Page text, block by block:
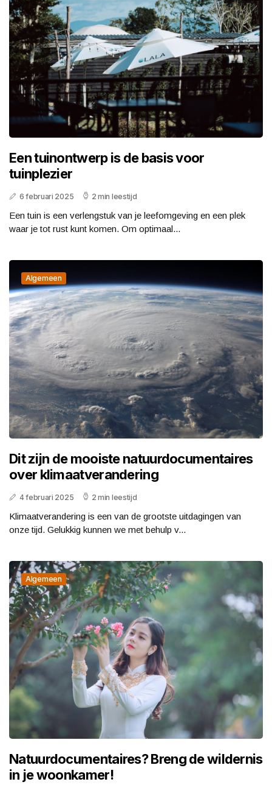
Een tuinontwerp is de basis voor
tuinplezier
6 februari 2025 2 min leestijd
Een tuin is een verlengstuk van je leefomgeving en een plek
waar je tot rust kunt komen. Om optimaal...
Algemeen
Dit zijn de mooiste natuurdocumentaires
over klimaatverandering
4 februari 2025 2 min leestijd
Klimaatverandering is een van de grootste uitdagingen van
onze tijd. Gelukkig kunnen we met behulp v...
Algemeen
Natuurdocumentaires? Breng de wildernis
in je woonkamer!